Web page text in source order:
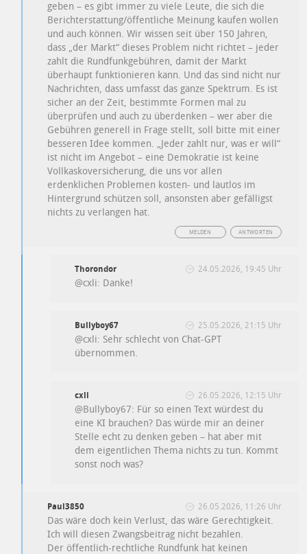
geben – es gibt immer zu viele Leute, die sich die
Berichterstattung/öffentliche Meinung kaufen wollen
und auch können. Wir wissen seit über 150 Jahren,
dass „der Markt“ dieses Problem nicht richtet – jeder
zahlt die Rundfunkgebühren, damit der Markt
überhaupt funktionieren kann. Und das sind nicht nur
Nachrichten, dass umfasst das ganze Spektrum. Es ist
sicher an der Zeit, bestimmte Formen mal zu
überprüfen und auch zu überdenken – wer aber die
Gebühren generell in Frage stellt, soll bitte mit einer
besseren Idee kommen. „Jeder zahlt nur, was er will“
ist nicht im Angebot – eine Demokratie ist keine
Vollkaskoversicherung, die uns vor allen
erdenklichen Problemen kosten- und lautlos im
Hintergrund schützen soll, ansonsten aber gefälligst
nichts zu verlangen hat.
ANTWORTEN
MELDEN
Thorondor 24.05.2026, 19:45 Uhr
@cxli: Danke!
Bullyboy67 25.05.2026, 21:15 Uhr
@cxli: Sehr schlecht von Chat-GPT
übernommen.
cxli 26.05.2026, 12:15 Uhr
@Bullyboy67: Für so einen Text würdest du
eine KI brauchen? Das würde mir an deiner
Stelle echt zu denken geben – hat aber mit
dem eigentlichen Thema nichts zu tun. Kommt
sonst noch was?
Paul3850 26.05.2026, 11:26 Uhr
Das wäre doch kein Verlust, das wäre Gerechtigkeit.
Ich will diesen Zwangsbeitrag nicht bezahlen.
Der öffentlich-rechtliche Rundfunk hat keinen